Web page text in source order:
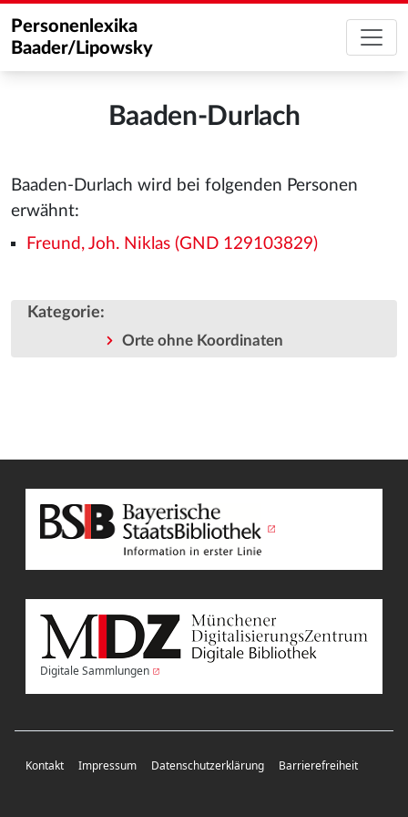
Personenlexika
Baader/Lipowsky
Baaden-Durlach
Baaden-Durlach wird bei folgenden Personen
erwähnt:
Freund, Joh. Niklas (GND 129103829)
Kategorie:
Orte ohne Koordinaten
Digitale Sammlungen
Kontakt Impressum Datenschutzerklärung Barrierefreiheit